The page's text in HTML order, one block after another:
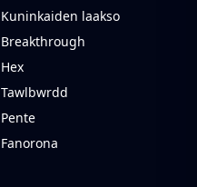
Kuninkaiden laakso
Breakthrough
Hex
Tawlbwrdd
Pente
Fanorona